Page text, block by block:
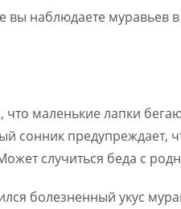
вы наблюдаете муравьев
что маленькие лапки
сонник предупреждает,
случиться беда с
болезненный укус